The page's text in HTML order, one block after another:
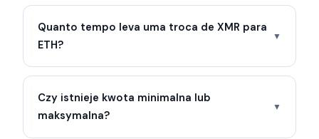
Quanto tempo leva uma troca de XMR para
ETH?
▼
Czy istnieje kwota minimalna lub
maksymalna?
▼